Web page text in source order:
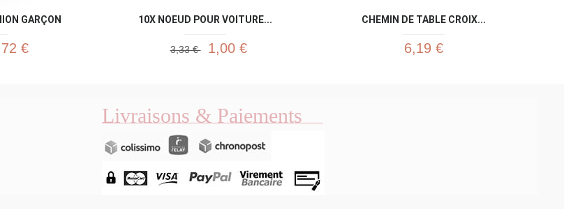
GARÇON
€
10X NOEUD POUR VOITURE...
3,33 € 1,00 €
CHEMIN DE TABLE CROIX...
6,19 €
Livraisons & Paiements